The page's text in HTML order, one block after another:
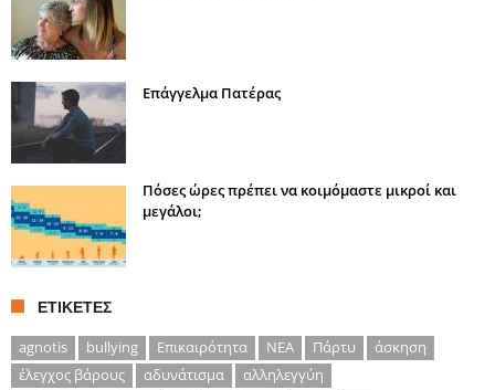
Επάγγελμα Πατέρας
Πόσες ώρες πρέπει να κοιμόμαστε μικροί και
μεγάλοι;
ΕΤΙΚΈΤΕΣ
agnotis
bullying Επικαιρότητα ΝΕΑ Πάρτυ
άσκηση
έλεγχος βάρους
αδυνάτισμα
αλληλεγγύη